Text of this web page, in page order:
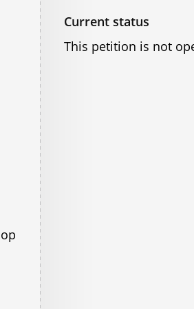
Current status
This petition is not